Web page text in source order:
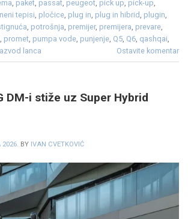
paket passat peugeot pick up pick-up
tepisi pločice plug in plug in hibrid plugin
potrošnja premijer, premijera prevare
promet pumpa vode punjenje Q5 Q6 qashqai
lanca Ostavite komentar
DM-i stiže uz Super Hybrid
2026. BY IVAN CVETKOVIĆ